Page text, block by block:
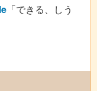
「できる、しう